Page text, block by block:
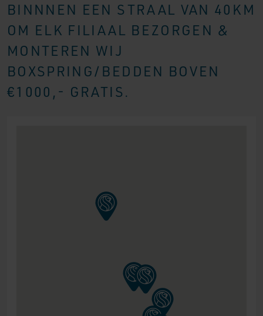
BINNNEN EEN STRAAL VAN 40KM
OM ELK FILIAAL BEZORGEN &
MONTEREN WIJ
BOXSPRING/BEDDEN BOVEN
€1000,- GRATIS.